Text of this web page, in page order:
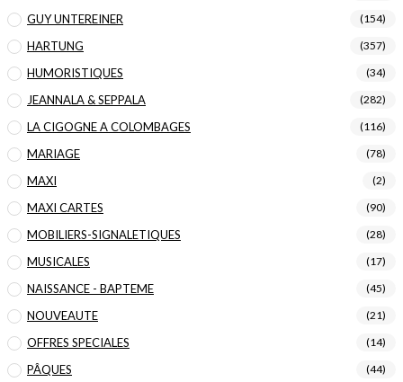
GUY UNTEREINER (154)
HARTUNG (357)
HUMORISTIQUES (34)
JEANNALA & SEPPALA (282)
LA CIGOGNE A COLOMBAGES (116)
MARIAGE (78)
MAXI (2)
MAXI CARTES (90)
MOBILIERS-SIGNALETIQUES (28)
MUSICALES (17)
NAISSANCE - BAPTEME (45)
NOUVEAUTE (21)
OFFRES SPECIALES (14)
PÂQUES (44)